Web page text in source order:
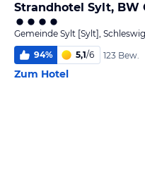
Gemeinde Sylt [Sylt],
94% 5,1/6 123 Bew.
Zum Hotel